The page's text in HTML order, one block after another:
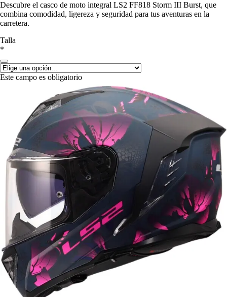
Descubre el casco de moto integral LS2 FF818 Storm III Burst, que
combina comodidad, ligereza y seguridad para tus aventuras en la
carretera.
Talla
*
Este campo es obligatorio